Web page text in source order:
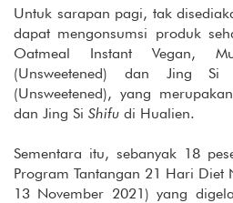
Untuk sarapan pagi, tak
dapat mengonsumsi produk
Oatmeal Instant Vegan,
(Unsweetened) dan Jing Si
(Unsweetened), yang
dan Jing Si Shifu di Hualien.
Sementara itu, sebanyak 18
Program Tantangan 21 Hari Diet
13 November 2021) yang